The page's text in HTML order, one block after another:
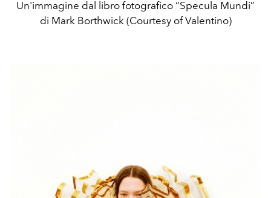
Un'immagine dal libro fotografico “Specula Mundi”
di Mark Borthwick (Courtesy of Valentino)